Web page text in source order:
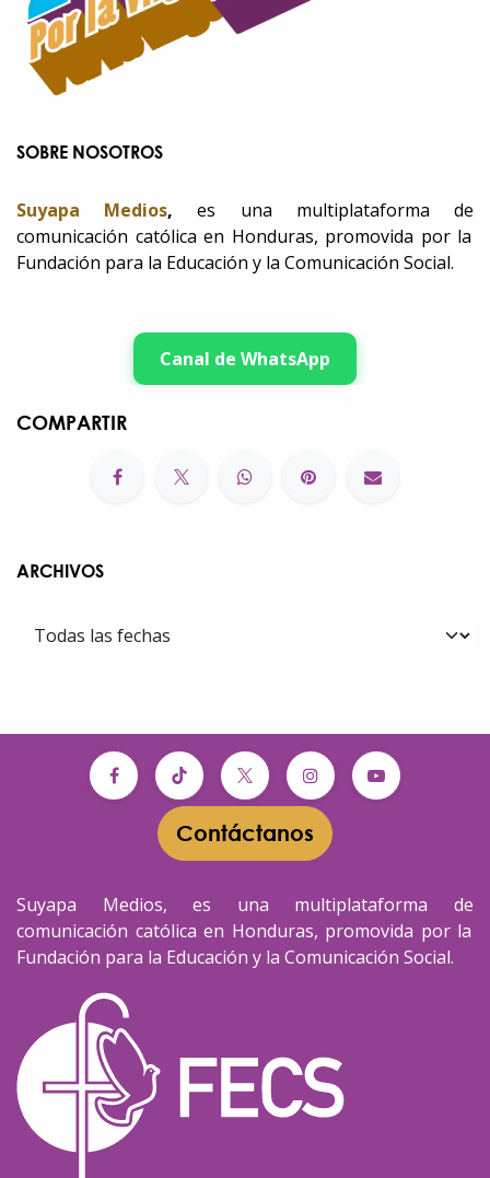
SOBRE NOSOTROS
Suyapa Medios, es una multiplataforma de
comunicación católica en Honduras, promovida por la
Fundación para la Educación y la Comunicación Social.
Canal de WhatsApp
COMPARTIR
ARCHIVOS
Contáctanos​​
Suyapa Medios, es una multiplataforma de
comunicación católica en Honduras, promovida por la
Fundación para la Educación y la Comunicación Social.